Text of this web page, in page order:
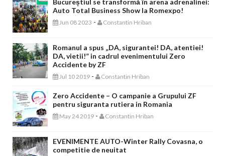
Bucureștiul se transformă în arena adrenalinei:
Auto Total Business Show la Romexpo!
Jun 08 2023 - Constantin Hriban
Romanul a spus „DA, sigurantei! DA, atentiei!
DA, vietii!” in cadrul evenimentului Zero
Accidente by ZF
Jul 10 2019 - Constantin Hriban
Zero Accidente – O campanie a Grupului ZF
pentru siguranta rutiera in Romania
May 24 2019 - Constantin Hriban
EVENIMENTE AUTO-Winter Rally Covasna, o
competitie de neuitat